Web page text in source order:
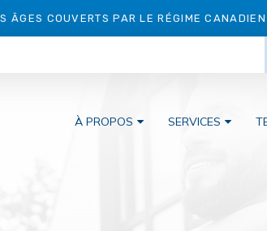
ÂGES COUVERTS PAR LE RÉGIME
À PROPOS SERVICES